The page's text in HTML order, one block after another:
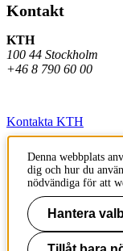
Kontakt
KTH
100 44 Stockholm
+46 8 790 60 00
Kontakta KTH
Jobba på KTH
Press och media
Faktura och betalning
Om KTH:s
Denna webbplats
dig och hur du
nödvändiga för att
Hantera